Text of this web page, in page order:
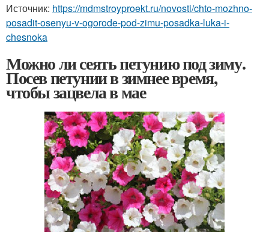
Источник: https://mdmstroyproekt.ru/novosti/chto-mozhno-
posadit-osenyu-v-ogorode-pod-zimu-posadka-luka-i-
chesnoka
Можно ли сеять петунию под зиму.
Посев петунии в зимнее время,
чтобы зацвела в мае